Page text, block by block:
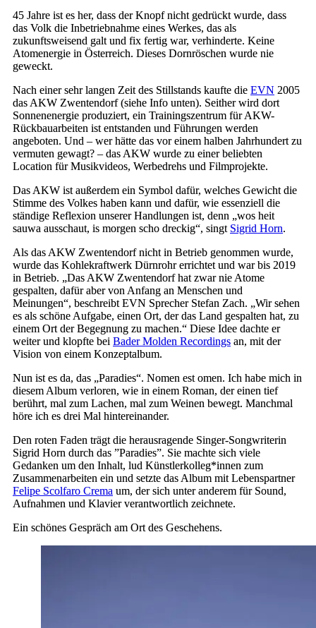
45 Jahre ist es her, dass der Knopf nicht gedrückt wurde, dass
das Volk die Inbetriebnahme eines Werkes, das als
zukunftsweisend galt und fix fertig war, verhinderte. Keine
Atomenergie in Österreich. Dieses Dornröschen wurde nie
geweckt.
Nach einer sehr langen Zeit des Stillstands kaufte die EVN 2005
das AKW Zwentendorf (siehe Info unten). Seither wird dort
Sonnenenergie produziert, ein Trainingszentrum für AKW-
Rückbauarbeiten ist entstanden und Führungen werden
angeboten. Und – wer hätte das vor einem halben Jahrhundert zu
vermuten gewagt? – das AKW wurde zu einer beliebten
Location für Musikvideos, Werbedrehs und Filmprojekte.
Das AKW ist außerdem ein Symbol dafür, welches Gewicht die
Stimme des Volkes haben kann und dafür, wie essenziell die
ständige Reflexion unserer Handlungen ist, denn „wos heit
sauwa ausschaut, is morgen scho dreckig“, singt Sigrid Horn.
Als das AKW Zwentendorf nicht in Betrieb genommen wurde,
wurde das Kohlekraftwerk Dürnrohr errichtet und war bis 2019
in Betrieb. „Das AKW Zwentendorf hat zwar nie Atome
gespalten, dafür aber von Anfang an Menschen und
Meinungen“, beschreibt EVN Sprecher Stefan Zach. „Wir sehen
es als schöne Aufgabe, einen Ort, der das Land gespalten hat, zu
einem Ort der Begegnung zu machen.“ Diese Idee dachte er
weiter und klopfte bei Bader Molden Recordings an, mit der
Vision von einem Konzeptalbum.
Nun ist es da, das „Paradies“. Nomen est omen. Ich habe mich in
diesem Album verloren, wie in einem Roman, der einen tief
berührt, mal zum Lachen, mal zum Weinen bewegt. Manchmal
höre ich es drei Mal hintereinander.
Den roten Faden trägt die herausragende Singer-Songwriterin
Sigrid Horn durch das ”Paradies”. Sie machte sich viele
Gedanken um den Inhalt, lud Künstlerkolleg*innen zum
Zusammenarbeiten ein und setzte das Album mit Lebenspartner
Felipe Scolfaro Crema um, der sich unter anderem für Sound,
Aufnahmen und Klavier verantwortlich zeichnete.
Ein schönes Gespräch am Ort des Geschehens.